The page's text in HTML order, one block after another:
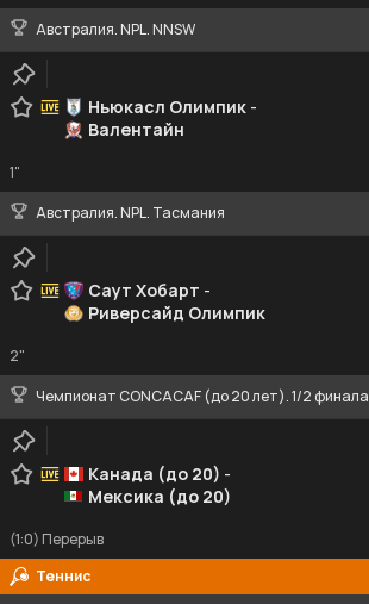
Австралия. NPL. NNSW
Ньюкасл Олимпик -
Валентайн
1"
Австралия. NPL. Тасмания
Саут Хобарт -
Риверсайд Олимпик
2"
Чемпионат CONCACAF (до 20 лет). 1/2 финала
Канада (до 20) -
Мексика (до 20)
(1:0) Перерыв
Теннис